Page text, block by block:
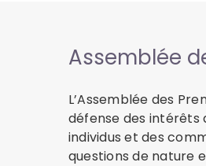
Assemblée
L’Assemblée des
défense des intérêts
individus et des
questions de nature